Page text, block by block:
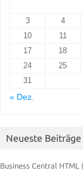
3
4
10
11
17
18
24
25
31
« Dez.
Neueste Beiträge
Business Central HTML